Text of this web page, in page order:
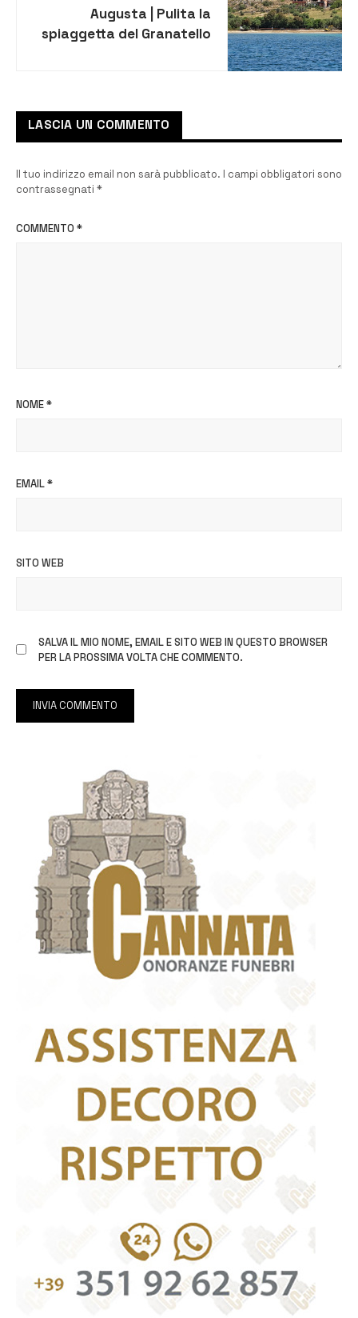
Augusta | Pulita la
spiaggetta del Granatello
LASCIA UN COMMENTO
Il tuo indirizzo email non sarà pubblicato. I campi obbligatori sono
contrassegnati *
COMMENTO *
NOME*
EMAIL*
SITO WEB
SALVA IL MIO NOME, EMAIL E SITO WEB IN QUESTO BROWSER
PER LA PROSSIMA VOLTA CHE COMMENTO.